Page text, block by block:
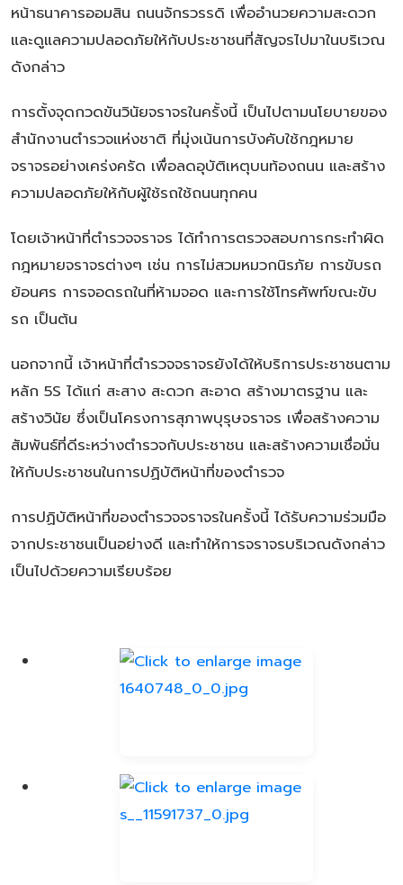
หน้าธนาคารออมสิน ถนนจักรวรรดิ เพื่ออำนวยความสะดวก
และดูแลความปลอดภัยให้กับประชาชนที่สัญจรไปมาในบริเวณ
ดังกล่าว
การตั้งจุดกวดขันวินัยจราจรในครั้งนี้ เป็นไปตามนโยบายของ
สำนักงานตำรวจแห่งชาติ ที่มุ่งเน้นการบังคับใช้กฎหมาย
จราจรอย่างเคร่งครัด เพื่อลดอุบัติเหตุบนท้องถนน และสร้าง
ความปลอดภัยให้กับผู้ใช้รถใช้ถนนทุกคน
โดยเจ้าหน้าที่ตำรวจจราจร ได้ทำการตรวจสอบการกระทำผิด
กฎหมายจราจรต่างๆ เช่น การไม่สวมหมวกนิรภัย การขับรถ
ย้อนศร การจอดรถในที่ห้ามจอด และการใช้โทรศัพท์ขณะขับ
รถ เป็นต้น
นอกจากนี้ เจ้าหน้าที่ตำรวจจราจรยังได้ให้บริการประชาชนตาม
หลัก 5S ได้แก่ สะสาง สะดวก สะอาด สร้างมาตรฐาน และ
สร้างวินัย ซึ่งเป็นโครงการสุภาพบุรุษจราจร เพื่อสร้างความ
สัมพันธ์ที่ดีระหว่างตำรวจกับประชาชน และสร้างความเชื่อมั่น
ให้กับประชาชนในการปฏิบัติหน้าที่ของตำรวจ
การปฏิบัติหน้าที่ของตำรวจจราจรในครั้งนี้ ได้รับความร่วมมือ
จากประชาชนเป็นอย่างดี และทำให้การจราจรบริเวณดังกล่าว
เป็นไปด้วยความเรียบร้อย